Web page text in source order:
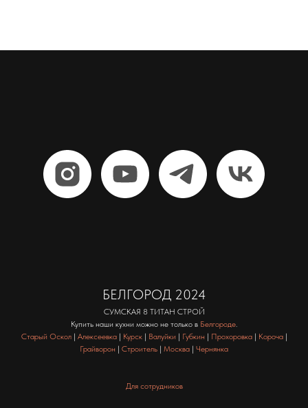
БЕЛГОРОД 2024
СУМСКАЯ 8 ТИТАН СТРОЙ
Купить наши кухни можно не только в Белгороде.
Старый Оскол| Алексеевка| Курск| Валуйки| Губкин| Прохоровка| Короча|
Грайворон | Строитель | Москва | Чернянка
Для сотрудников